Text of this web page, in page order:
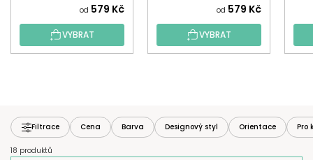
od 579 Kč
VYBRAT
od 579 Kč
VYBRAT
Filtrace Cena Barva Designový styl Orientace Pro
18 produktů